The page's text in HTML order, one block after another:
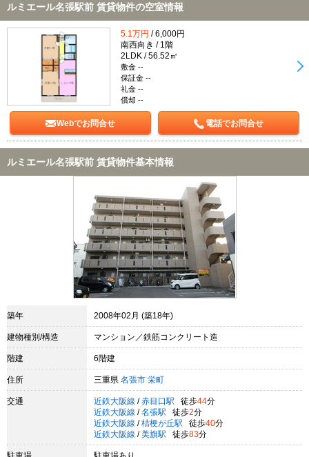
ルミエール名張駅前 賃貸物件の空室情報
5.1万円 / 6,000円
南西向き / 1階
2LDK / 56.52㎡
敷金 --
保証金 --
礼金 --
償却 --
Webでお問合せ 電話でお問合せ
ルミエール名張駅前 賃貸物件基本情報
築年 2008年02月 (築18年)
建物種別/構造 マンション／鉄筋コンクリート造
階建 6階建
住所 三重県 名張市 栄町
交通 近鉄大阪線 / 赤目口駅 徒歩44分
近鉄大阪線 / 名張駅 徒歩2分
近鉄大阪線 / 桔梗が丘駅 徒歩40分
近鉄大阪線 / 美旗駅 徒歩83分